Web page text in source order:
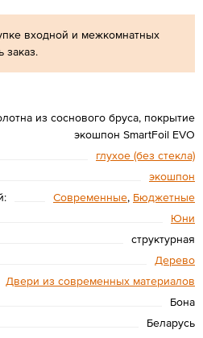
входной и межкомнатных
заказ.
из соснового бруса, покрытие
экошпон SmartFoil EVO
глухое (без стекла)
экошпон
Современные, Бюджетные
Юни
структурная
Дерево
Двери из современных материалов
Бона
Беларусь